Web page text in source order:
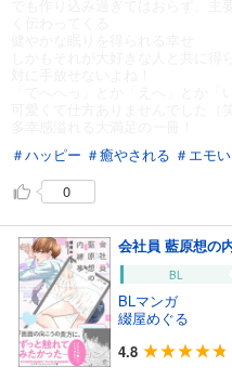
＃ハッピー ＃癒やされる ＃エモい
0
BL
BLマンガ
綴屋めぐる
4.8